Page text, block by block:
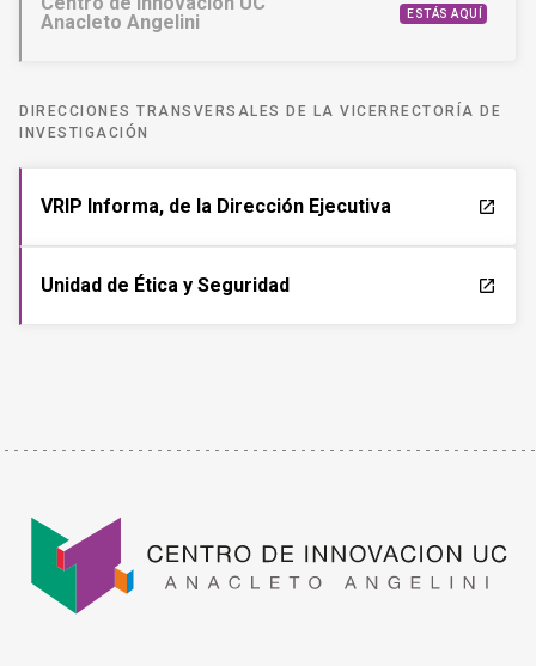
Anacleto Angelini
ESTÁS AQUÍ
DIRECCIONES TRANSVERSALES DE LA VICERRECTORÍA DE
INVESTIGACIÓN
VRIP Informa, de la Dirección Ejecutiva launch
Unidad de Ética y Seguridad launch